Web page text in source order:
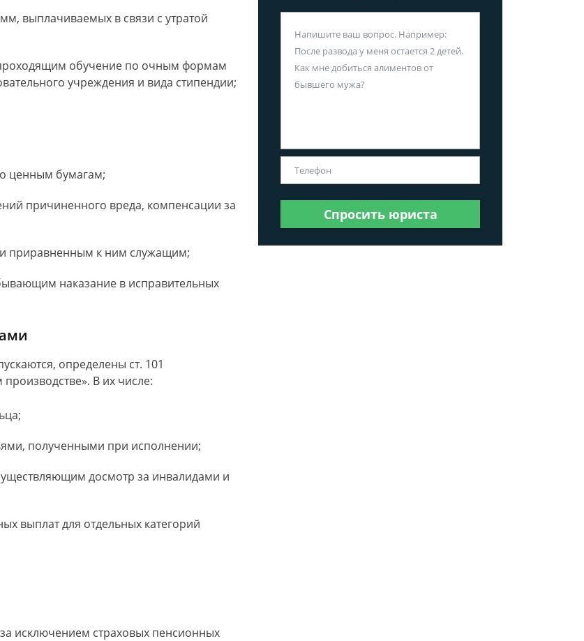
выплачиваемых в связи с утратой
обучение по очным формам
учреждения и вида стипендии;
ценным бумагам;
причиненного вреда, компенсации за
приравненным к ним служащим;
наказание в исправительных
определены ст. 101
В их числе:
полученными при исполнении;
досмотр за инвалидами и
выплат для отдельных категорий
исключением страховых пенсионных
Спросить юриста